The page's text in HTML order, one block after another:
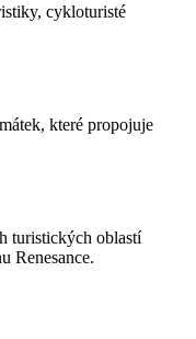
cykloturisté
které propojuje
turistických oblastí
Renesance.